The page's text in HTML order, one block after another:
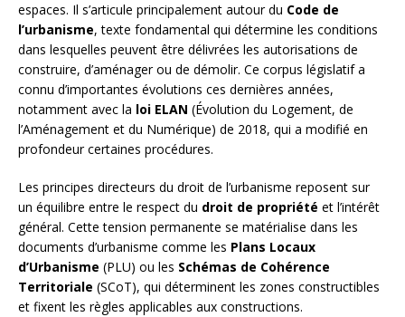
espaces. Il s’articule principalement autour du Code de
l’urbanisme, texte fondamental qui détermine les conditions
dans lesquelles peuvent être délivrées les autorisations de
construire, d’aménager ou de démolir. Ce corpus législatif a
connu d’importantes évolutions ces dernières années,
notamment avec la loi ELAN (Évolution du Logement, de
l’Aménagement et du Numérique) de 2018, qui a modifié en
profondeur certaines procédures.
Les principes directeurs du droit de l’urbanisme reposent sur
un équilibre entre le respect du droit de propriété et l’intérêt
général. Cette tension permanente se matérialise dans les
documents d’urbanisme comme les Plans Locaux
d’Urbanisme (PLU) ou les Schémas de Cohérence
Territoriale (SCoT), qui déterminent les zones constructibles
et fixent les règles applicables aux constructions.